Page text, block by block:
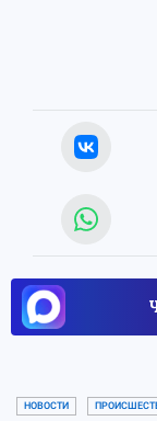
НОВОСТИ